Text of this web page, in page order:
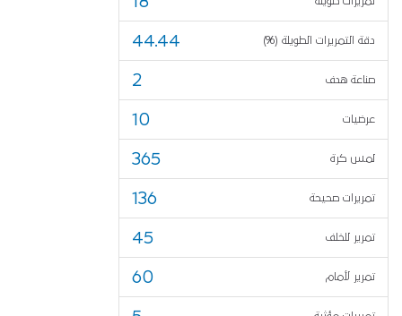
دقة التمريرات الطويلة (%) 44.44
صناعة هدف 2
عرضيات 10
لمس كرة 365
تمريرات صحيحة 136
تمرير للخلف 45
تمرير لأمام 60